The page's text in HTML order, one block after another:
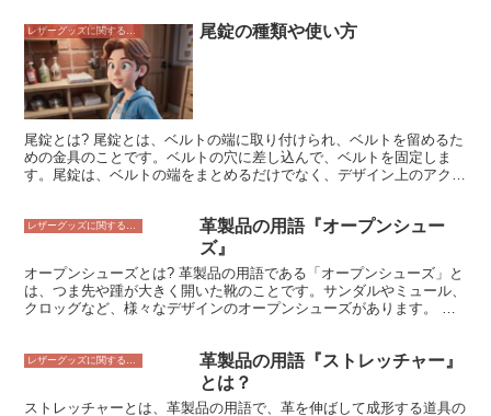
で、硬い作りになっています。これは、教科書や筆記用具を保護する
ためです。また、ランドセルには、反射材や防犯ブザーなどの安全対
策が施されていることが多いです。ランドセルは、小学生にとって、
なくてはならないアイテムです。
レザーグッズに関すること 尾錠の種類や使い方
尾錠とは? 尾錠とは、ベルトの端に取り付けられ、ベルトを留めるた
めの金具のことです。ベルトの穴に差し込んで、ベルトを固定しま
す。尾錠は、ベルトの端をまとめるだけでなく、デザイン上のアクセ
けられた金具で、ベルトを固定するためのものです。尾錠は、ベルト
の端をまとめるだけでなく、デザイン上のアクセントにもなります。
尾錠には、様々な種類があり、素材や形状、色など、様々なバリエー
ションがあります。
レザーグッズに関すること
革製品の用語『オープンシュー
ズ』
オープンシューズとは? 革製品の用語である「オープンシューズ」と
は、つま先や踵が大きく開いた靴のことです。サンダルやミュール、
クロッグなど、様々なデザインのオープンシューズがあります。 オ
足に近い感覚で履くことができるため、開放感があります。 オープ
やサイズに合ったものを選ぶことが大切です。また、どのようなシー
革製品の用語『ストレッチャー』
とは？
ストレッチャーとは、革製品の用語で、革を伸ばして成形する道具の